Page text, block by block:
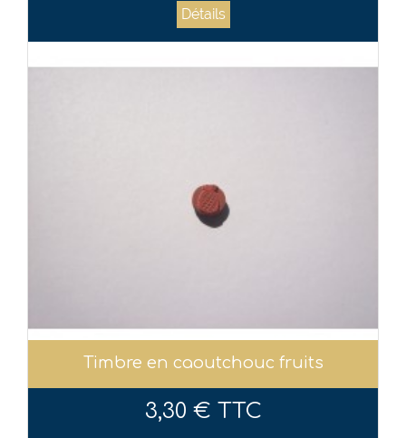
Détails
Timbre en caoutchouc fruits
3,30 € TTC